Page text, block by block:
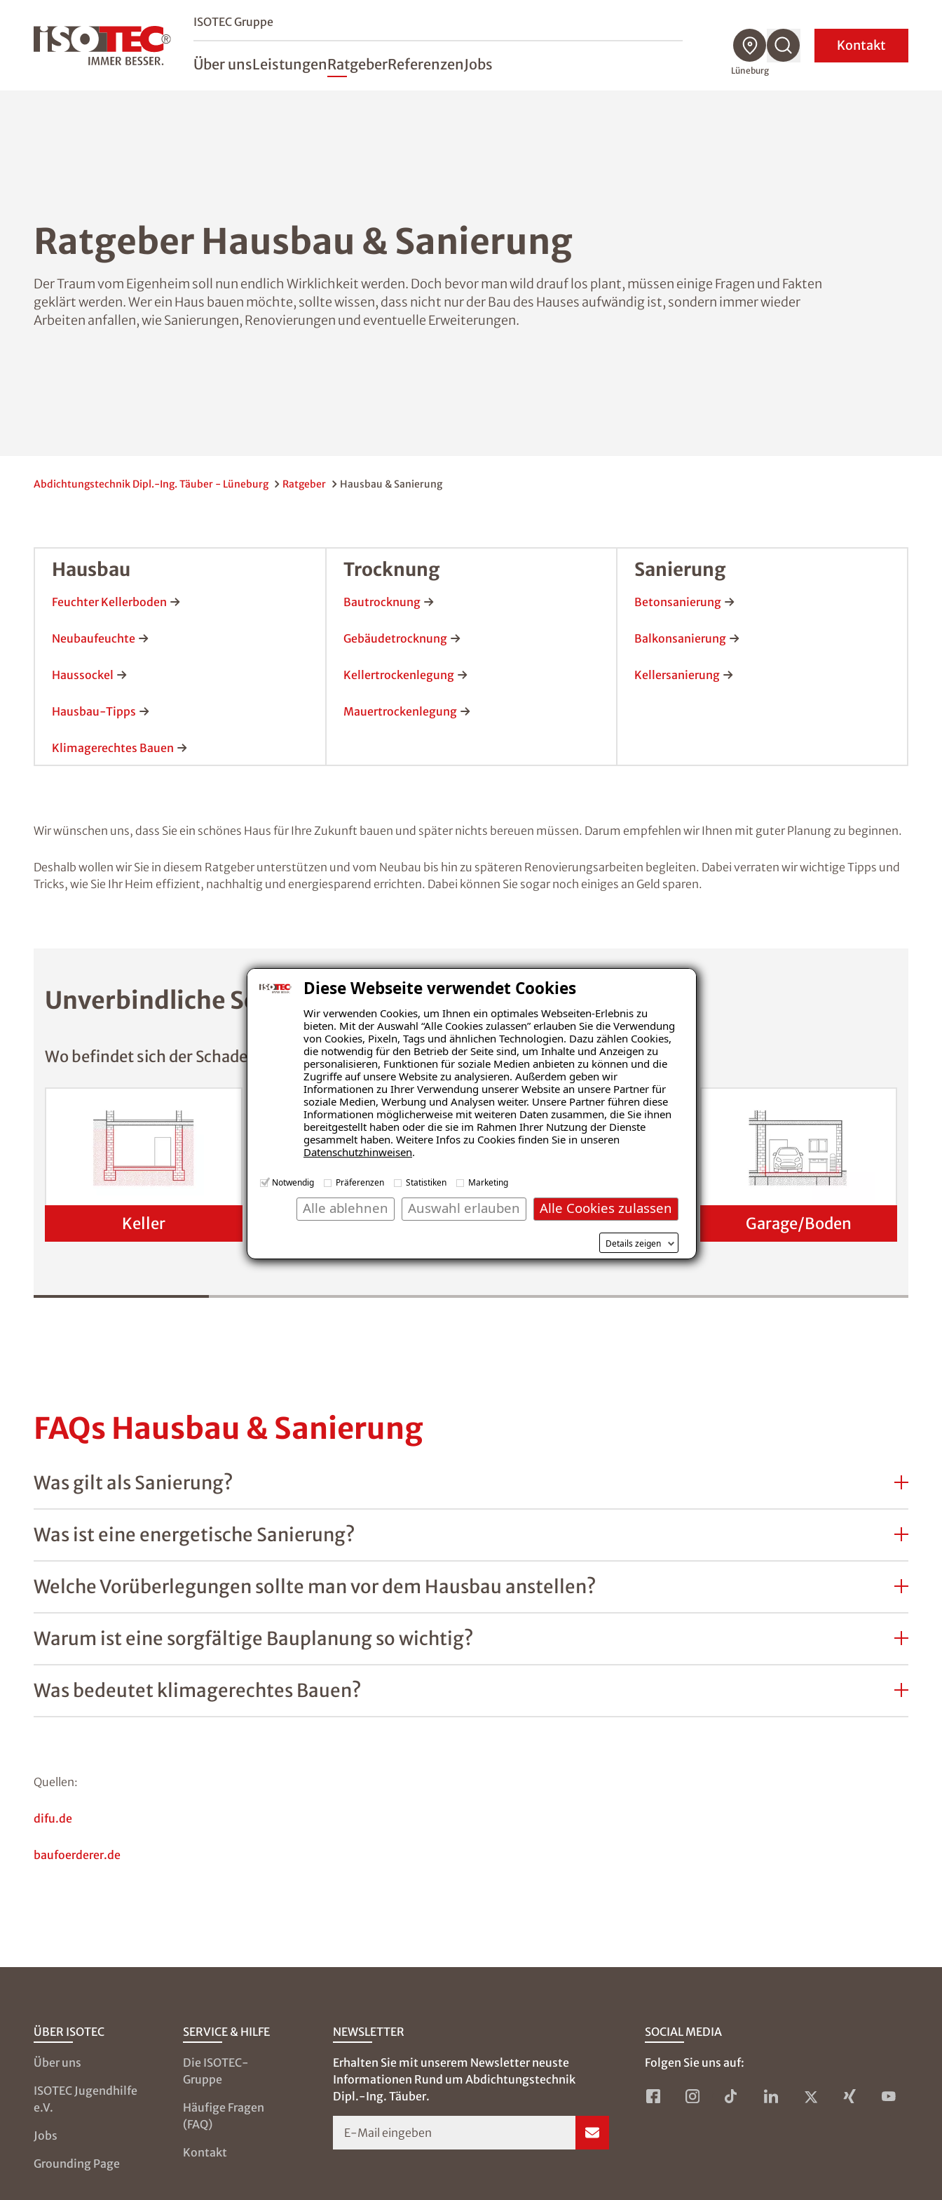
Diese Webseite verwendet Cookies
Wir verwenden Cookies, um Ihnen ein optimales Webseiten-Erlebnis zu
bieten. Mit der Auswahl “Alle Cookies zulassen” erlauben Sie die Verwendung
von Cookies, Pixeln, Tags und ähnlichen Technologien. Dazu zählen Cookies,
die notwendig für den Betrieb der Seite sind, um Inhalte und Anzeigen zu
personalisieren, Funktionen für soziale Medien anbieten zu können und die
Zugriffe auf unsere Website zu analysieren. Außerdem geben wir
Informationen zu Ihrer Verwendung unserer Website an unsere Partner für
soziale Medien, Werbung und Analysen weiter. Unsere Partner führen diese
Informationen möglicherweise mit weiteren Daten zusammen, die Sie ihnen
bereitgestellt haben oder die sie im Rahmen Ihrer Nutzung der Dienste
gesammelt haben. Weitere Infos zu Cookies finden Sie in unseren
Datenschutzhinweisen.
Notwendig Präferenzen Statistiken Marketing
Alle Cookies zulassen
Auswahl erlauben
Alle ablehnen
Details zeigen
ISOTEC Gruppe
Über unsLeistungenRatgeberReferenzenJobs Lüneburg
Kontakt
Ratgeber Hausbau & Sanierung
Der Traum vom Eigenheim soll nun endlich Wirklichkeit werden. Doch bevor man wild drauf los plant, müssen einige Fragen und Fakten
geklärt werden. Wer ein Haus bauen möchte, sollte wissen, dass nicht nur der Bau des Hauses aufwändig ist, sondern immer wieder
Arbeiten anfallen, wie Sanierungen, Renovierungen und eventuelle Erweiterungen.
Abdichtungstechnik Dipl.-Ing. Täuber - Lüneburg Ratgeber Hausbau & Sanierung
Hausbau
Feuchter Kellerboden
Neubaufeuchte
Haussockel
Hausbau-Tipps
Klimagerechtes Bauen
Trocknung
Bautrocknung
Gebäudetrocknung
Kellertrockenlegung
Mauertrockenlegung
Sanierung
Betonsanierung
Balkonsanierung
Kellersanierung
Wir wünschen uns, dass Sie ein schönes Haus für Ihre Zukunft bauen und später nichts bereuen müssen. Darum empfehlen wir Ihnen mit guter Planung zu beginnen.
Deshalb wollen wir Sie in diesem Ratgeber unterstützen und vom Neubau bis hin zu späteren Renovierungsarbeiten begleiten. Dabei verraten wir wichtige Tipps und
Tricks, wie Sie Ihr Heim effizient, nachhaltig und energiesparend errichten. Dabei können Sie sogar noch einiges an Geld sparen.
Unverbindliche Schadensanalyse erhalten
Wo befindet sich der Schaden?
Keller Wohnraum Balkon Garage/Boden
FAQs Hausbau & Sanierung
Was gilt als Sanierung?
Was ist eine energetische Sanierung?
Welche Vorüberlegungen sollte man vor dem Hausbau anstellen?
Warum ist eine sorgfältige Bauplanung so wichtig?
Was bedeutet klimagerechtes Bauen?
Quellen:
difu.de
baufoerderer.de
ÜBER ISOTEC
Über uns
ISOTEC Jugendhilfe
e.V.
Jobs
Grounding Page
SERVICE & HILFE
Die ISOTEC-
Gruppe
Häufige Fragen
(FAQ)
Kontakt
NEWSLETTER
Erhalten Sie mit unserem Newsletter neuste
Informationen Rund um Abdichtungstechnik
Dipl.-Ing. Täuber.
E-Mail eingeben
SOCIAL MEDIA
Folgen Sie uns auf: